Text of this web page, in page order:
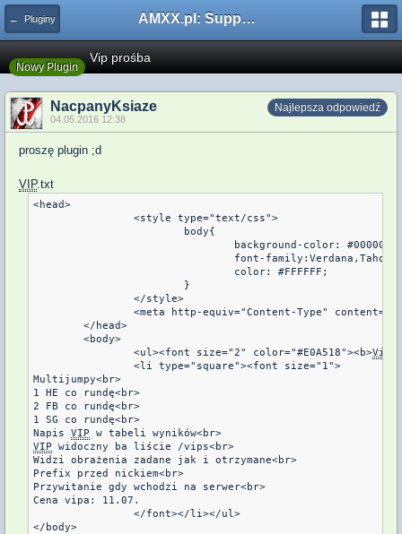
← Pluginy AMXX.pl: Support AMX Mod X i SourceMod
Nowy Plugin
Vip prośba
Najlepsza odpowiedź
NacpanyKsiaze
04.05.2016 12:38
proszę plugin ;d
VIP.txt
<head>
<meta http-equiv="Content-Type"
		<ul><font size="2" color="#E0A518"><b>
Vip
Multijumpy<br>
1 HE co rundę<br>
2 FB co rundę<br>
1 SG co rundę<br>
Napis VIP
VIP widoczny ba liście /vips<br>
Widzi obrażenia zadane jak i otrzymane<br>
Prefix przed nickiem<br>
Przywitanie gdy wchodzi na serwer<br>
Cena vipa: 11.07.
</body>